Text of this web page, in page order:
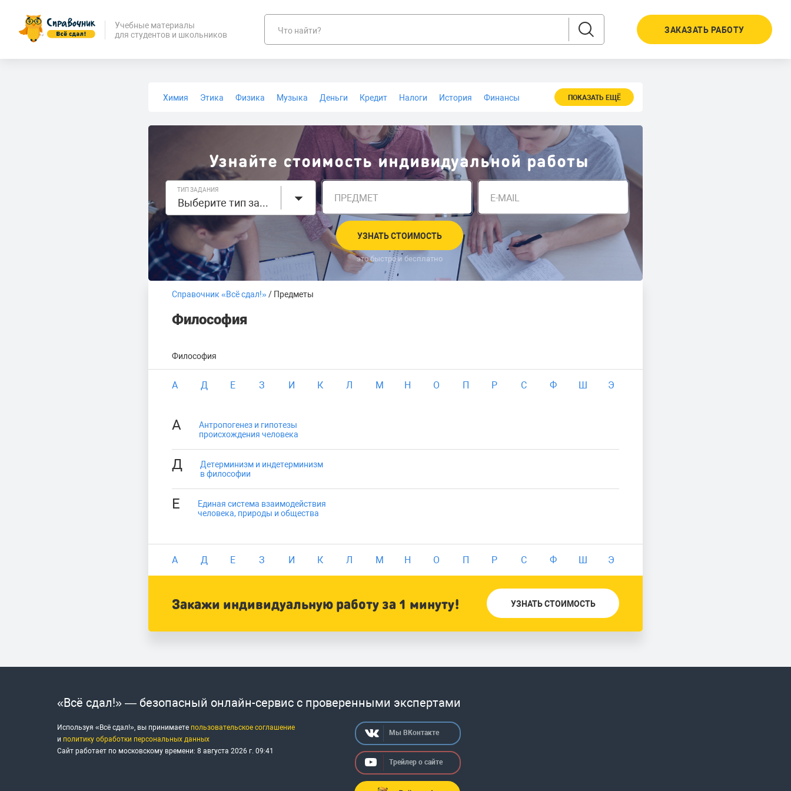
Учебные материалы
для студентов и школьников
Что найти? ЗАКАЗАТЬ РАБОТУ
Химия Этика Физика Музыка Деньги Кредит Налоги История
Финансы
ПОКАЗАТЬ ЕЩЁ
Узнайте стоимость индивидуальной работы
ТИП ЗАДАНИЯ
Выберите тип задания ПРЕДМЕТ E-MAIL
УЗНАТЬ СТОИМОСТЬ
это быстро и бесплатно
Справочник «Всё сдал!»/ Предметы
Философия
Философия
А Д Е З И К Л М Н О П Р С Ф Ш Э
А
Антропогенез и гипотезы
происхождения человека
Д
Детерминизм и индетерминизм
в философии
Е
Единая система взаимодействия
человека, природы и общества
А Д Е З И К Л М Н О П Р С Ф Ш Э
Закажи индивидуальную работу за 1 минуту! УЗНАТЬ СТОИМОСТЬ
«Всё сдал!» — безопасный онлайн-сервис с проверенными экспертами
Используя «Всё сдал!», вы принимаете пользовательское соглашение
и политику обработки персональных данных
Сайт работает по московскому времени: 8 августа 2026 г. 09:41
Мы ВКонтакте
Трейлер о сайте